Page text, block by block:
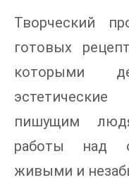
Творческий
готовых
которыми
пишущим
работы над
живыми и